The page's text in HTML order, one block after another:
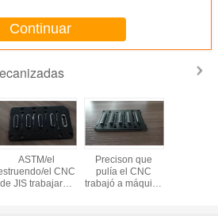
Continuar
ASTM/el
el CNC
de JIS trabajaron
Precison que
pulía el CNC
trabajó a máquina